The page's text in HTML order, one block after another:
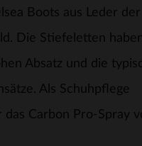
Boots aus Leder der
Die Stiefeletten
Absatz und die
Als Schuhpflege
Carbon Pro-Spray